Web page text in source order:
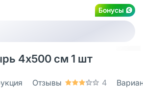
Бонусы
4х500 см 1 шт
Отзывы 4